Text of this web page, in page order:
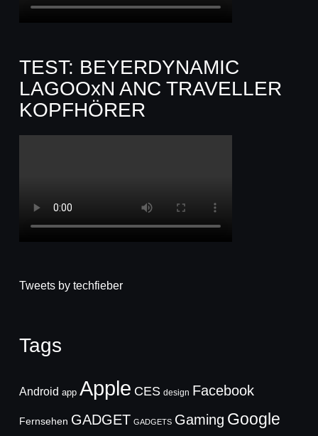
TEST: BEYERDYNAMIC
LAGOOxN ANC TRAVELLER
KOPFHÖRER
Tweets by techfieber
Tags
Android app Apple CES design Facebook
Fernsehen GADGET GADGETS Gaming Google